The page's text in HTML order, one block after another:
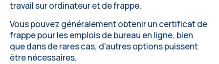
travail sur ordinateur et de frappe.
Vous pouvez généralement obtenir un certificat de
frappe pour les emplois de bureau en ligne, bien
que dans de rares cas, d'autres options puissent
être nécessaires.